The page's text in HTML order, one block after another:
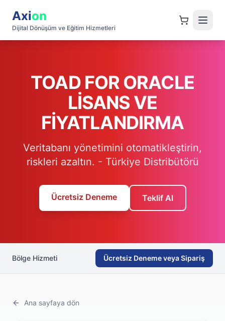
Axion
Dijital Dönüşüm ve Eğitim Hizmetleri
TOAD FOR ORACLE
LISANS VE
FIYATLANDIRMA
Veritabanı yönetimini otomatikleştirin,
riskleri azaltın. - Türkiye Distribütörü
Ücretsiz Deneme Teklif Al
Bölge Hizmeti Ücretsiz Deneme veya Sipariş
Ana sayfaya dön